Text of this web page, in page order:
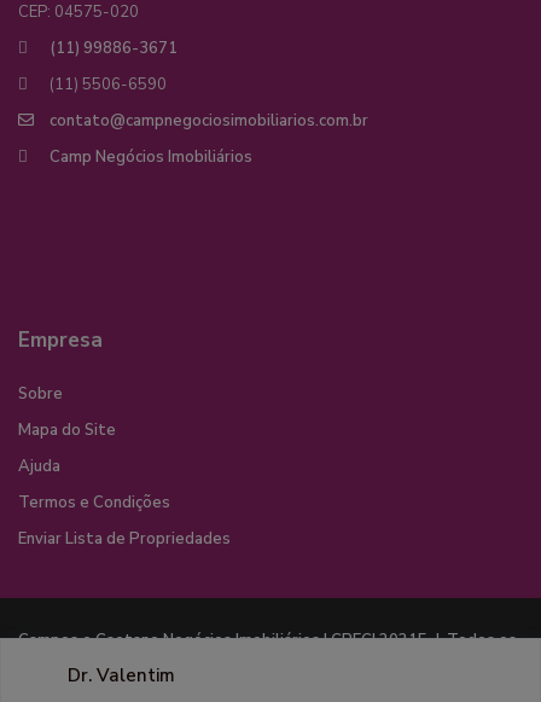
CEP: 04575-020
(11) 99886-3671
(11) 5506-6590
contato@campnegociosimobiliarios.com.br
Camp Negócios Imobiliários
Empresa
Sobre
Mapa do Site
Ajuda
Termos e Condições
Enviar Lista de Propriedades
Campos e Caetano Negócios Imobiliários | CRECI 20215-J. Todos os
direitos reservados. Desenvolvido por MM Soluções Digitais
Dr. Valentim